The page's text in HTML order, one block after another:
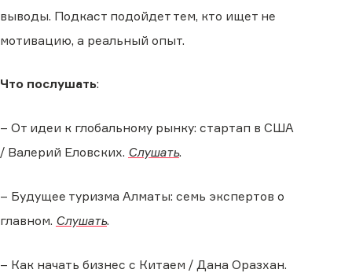
выводы. Подкаст подойдет тем, кто ищет не
мотивацию, а реальный опыт.
Что послушать:
– От идеи к глобальному рынку: стартап в США
/ Валерий Еловских. Слушать.
– Будущее туризма Алматы: семь экспертов о
главном. Слушать.
– Как начать бизнес с Китаем / Дана Оразхан.